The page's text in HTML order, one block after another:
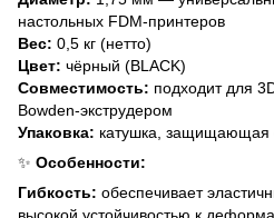
настольных FDM-принтеров
Вес: 0,5 кг (нетто)
Цвет: чёрный (BLACK)
Совместимость: подходит для
Bowden-экструдером
Упаковка: катушка, защищающая
✨ Особенности:
Гибкость: обеспечивает
высокой устойчивостью к